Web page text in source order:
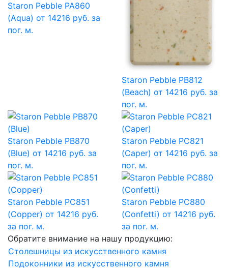
Staron Pebble PA860
(Aqua) от 14216 руб. за
пог. м.
Staron Pebble PB812
(Beach) от 14216 руб. за
пог. м.
Staron Pebble PB870
(Blue) от 14216 руб. за
пог. м.
Staron Pebble PC821
(Caper) от 14216 руб. за
пог. м.
Staron Pebble PC851
(Copper) от 14216 руб.
за пог. м.
Staron Pebble PC880
(Confetti) от 14216 руб.
за пог. м.
Обратите внимание на нашу продукцию:
Столешницы из искусственного камня
Подоконники из искусственного камня